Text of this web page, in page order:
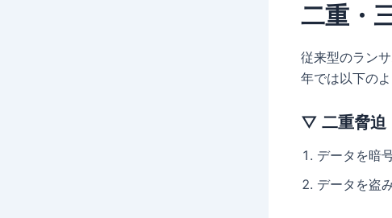
二重・
従来型のラン
年では以下の
▽ 二重脅迫
データを暗
データを盗